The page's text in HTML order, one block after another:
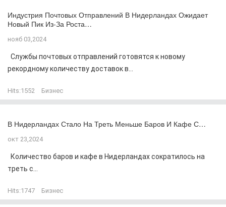
Индустрия Почтовых Отправлений В Нидерландах Ожидает
Новый Пик Из-За Роста…
нояб 03,2024
Службы почтовых отправлений готовятся к новому
рекордному количеству доставок в...
Hits:1552 Бизнес
В Нидерландах Стало На Треть Меньше Баров И Кафе С…
окт 23,2024
Количество баров и кафе в Нидерландах сократилось на
треть с...
Hits:1747 Бизнес